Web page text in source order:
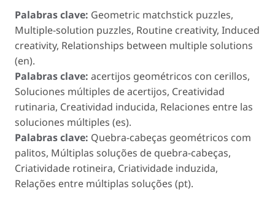
Palabras clave: Geometric matchstick puzzles,
Multiple-solution puzzles, Routine creativity, Induced
creativity, Relationships between multiple solutions
(en).
Palabras clave: acertijos geométricos con cerillos,
Soluciones múltiples de acertijos, Creatividad
rutinaria, Creatividad inducida, Relaciones entre las
soluciones múltiples (es).
Palabras clave: Quebra-cabeças geométricos com
palitos, Múltiplas soluções de quebra-cabeças,
Criatividade rotineira, Criatividade induzida,
Relações entre múltiplas soluções (pt).